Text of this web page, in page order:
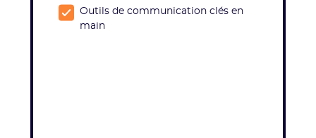
Outils de communication clés en
main